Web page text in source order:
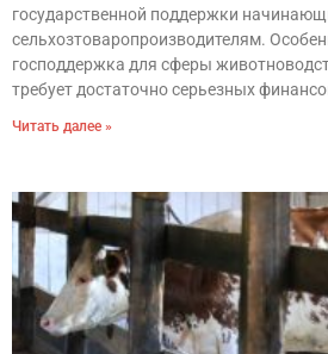
государственной поддержки
сельхозтоваропроизводителям.
господдержка для сферы
требует достаточно серьезных
Читать далее »